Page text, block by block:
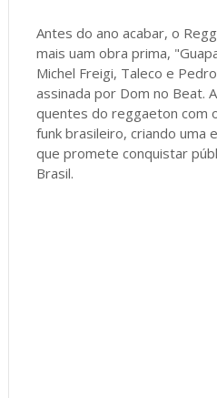
Antes do ano acabar, o
mais uam obra prima,
Michel Freigi, Taleco e
assinada por Dom no Beat.
quentes do reggaeton com
funk brasileiro, criando uma
que promete conquistar
Brasil.